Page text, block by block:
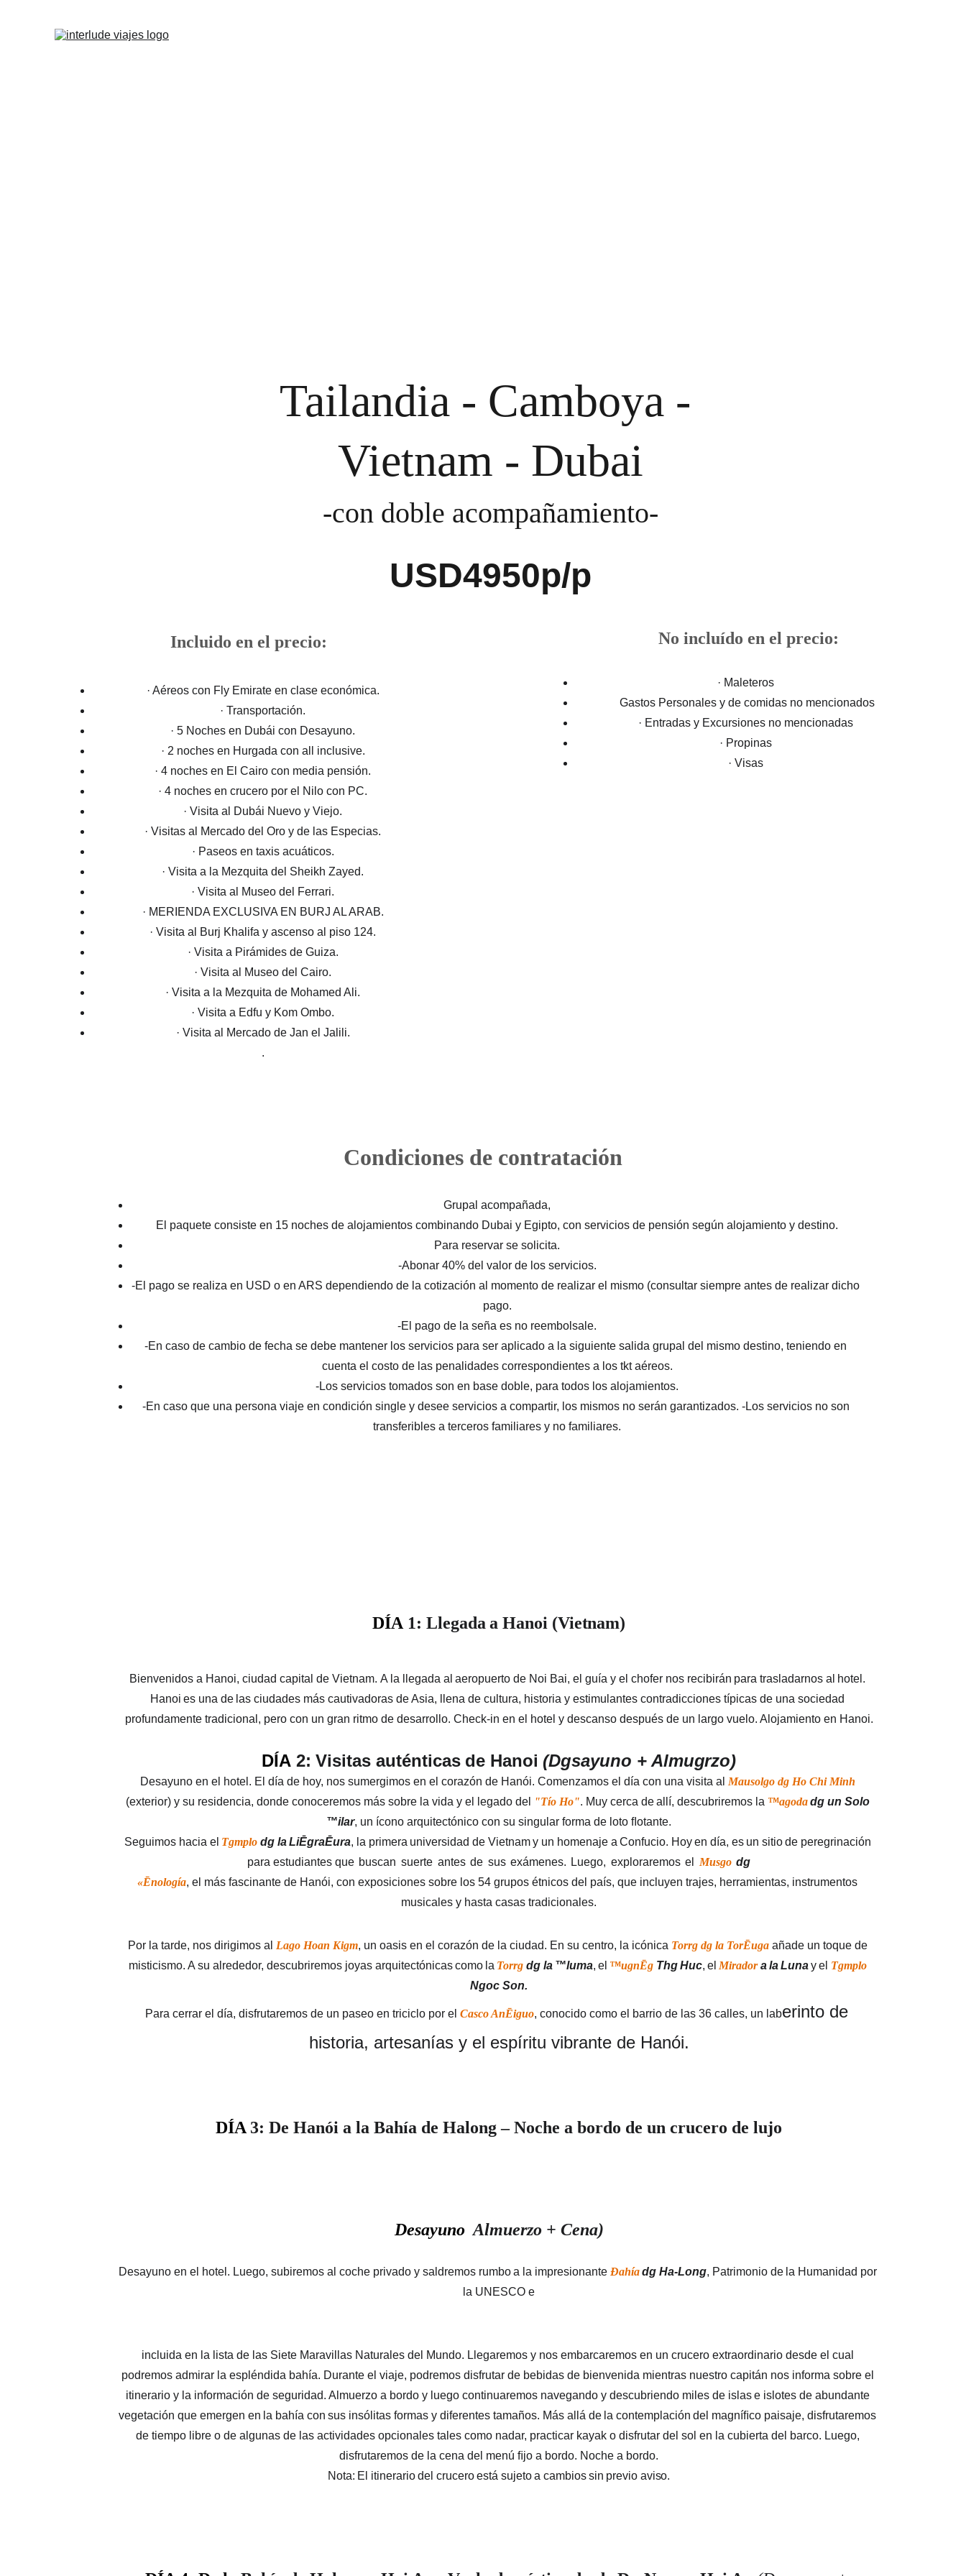
Tailandia - Camboya -
Vietnam - Dubai
-con doble acompañamiento-
USD4950p/p
Incluido en el precio:
· Aéreos con Fly Emirate en clase económica.
· Transportación.
· 5 Noches en Dubái con Desayuno.
· 2 noches en Hurgada con all inclusive.
· 4 noches en El Cairo con media pensión.
· 4 noches en crucero por el Nilo con PC.
· Visita al Dubái Nuevo y Viejo.
· Visitas al Mercado del Oro y de las Especias.
· Paseos en taxis acuáticos.
· Visita a la Mezquita del Sheikh Zayed.
· Visita al Museo del Ferrari.
· MERIENDA EXCLUSIVA EN BURJ AL ARAB.
· Visita al Burj Khalifa y ascenso al piso 124.
· Visita a Pirámides de Guiza.
· Visita al Museo del Cairo.
· Visita a la Mezquita de Mohamed Ali.
· Visita a Edfu y Kom Ombo.
· Visita al Mercado de Jan el Jalili.
.
        No incluído en el precio:
· Maleteros
Gastos Personales y de comidas no mencionados
· Entradas y Excursiones no mencionadas
· Propinas
· Visas
Condiciones de contratación
Grupal acompañada,
El paquete consiste en 15 noches de alojamientos combinando Dubai y Egipto, con servicios de pensión según alojamiento y destino.
Para reservar se solicita.
-Abonar 40% del valor de los servicios.
-El pago se realiza en USD o en ARS dependiendo de la cotización al momento de realizar el mismo (consultar siempre antes de realizar dicho
pago.
-El pago de la seña es no reembolsale.
-En caso de cambio de fecha se debe mantener los servicios para ser aplicado a la siguiente salida grupal del mismo destino, teniendo en
cuenta el costo de las penalidades correspondientes a los tkt aéreos.
-Los servicios tomados son en base doble, para todos los alojamientos.
-En caso que una persona viaje en condición single y desee servicios a compartir, los mismos no serán garantizados. -Los servicios no son
transferibles a terceros familiares y no familiares.
DÍA 1: Llegada a Hanoi (Vietnam)
Bienvenidos a Hanoi, ciudad capital de Vietnam. A la llegada al aeropuerto de Noi Bai, el guía y el chofer nos recibirán para trasladarnos al hotel.
Hanoi es una de las ciudades más cautivadoras de Asia, llena de cultura, historia y estimulantes contradicciones típicas de una sociedad
profundamente tradicional, pero con un gran ritmo de desarrollo. Check-in en el hotel y descanso después de un largo vuelo. Alojamiento en Hanoi.
DÍA 2: Visitas auténticas de Hanoi (Dgsayuno + Almugrzo)
Desayuno en el hotel. El día de hoy, nos sumergimos en el corazón de Hanói. Comenzamos el día con una visita al Mausolgo dg Ho Chi Minh
(exterior) y su residencia, donde conoceremos más sobre la vida y el legado del "Tío Ho". Muy cerca de allí, descubriremos la ™agoda dg un Solo
™ilar, un ícono arquitectónico con su singular forma de loto ﬂotante.
Seguimos hacia el Tgmplo dg la LiĒgraĒura, la primera universidad de Vietnam y un homenaje a Confucio. Hoy en día, es un sitio de peregrinación
para estudiantes que buscan suerte antes de sus exámenes. Luego, exploraremos el Musgo dg
«Ēnología, el más fascinante de Hanói, con exposiciones sobre los 54 grupos étnicos del país, que incluyen trajes, herramientas, instrumentos
musicales y hasta casas tradicionales.
Por la tarde, nos dirigimos al Lago Hoan Kigm, un oasis en el corazón de la ciudad. En su centro, la icónica Torrg dg la TorĒuga añade un toque de
misticismo. A su alrededor, descubriremos joyas arquitectónicas como la Torrg dg la ™luma, el ™ugnĒg Thg Huc, el Mirador a laLunayel Tgmplo
Ngoc Son.
Para cerrar el día, disfrutaremos de un paseo en triciclo por el Casco AnĒiguo, conocido como el barrio de las 36 calles, un laberinto de
historia, artesanías y el espíritu vibrante de Hanói.
DÍA 3: De Hanói a la Bahía de Halong – Noche a bordo de un crucero de lujo
Desayuno
  Almuerzo + Cena)
Desayuno en el hotel. Luego, subiremos al coche privado y saldremos rumbo a la impresionante Ðahía dg Ha-Long, Patrimonio de la Humanidad por
la UNESCO e
incluida en la lista de las Siete Maravillas Naturales del Mundo. Llegaremos y nos embarcaremos en un crucero extraordinario desde el cual
podremos admirar la espléndida bahía. Durante el viaje, podremos disfrutar de bebidas de bienvenida mientras nuestro capitán nos informa sobre el
itinerario y la información de seguridad. Almuerzo a bordo y luego continuaremos navegando y descubriendo miles de islas e islotes de abundante
vegetación que emergen en la bahía con sus insólitas formas y diferentes tamaños. Más allá de la contemplación del magníﬁco paisaje, disfrutaremos
de tiempo libre o de algunas de las actividades opcionales tales como nadar, practicar kayak o disfrutar del sol en la cubierta del barco. Luego,
disfrutaremos de la cena del menú ﬁjo a bordo. Noche a bordo.
Nota: El itinerario del crucero está sujeto a cambios sin previo aviso.